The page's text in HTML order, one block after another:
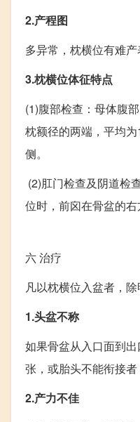
2.产程图
多异常，枕横位有难
3.枕横位体征特点
(1)腹部检查：母体腹
枕额径的两端，平均
侧。
(2)肛门检查及阴道检
位时，前囟在骨盆的右
六治疗
凡以枕横位入盆者，
1.头盆不称
如果骨盆从入口面到
张，或胎头不能衔接者
2.产力不佳